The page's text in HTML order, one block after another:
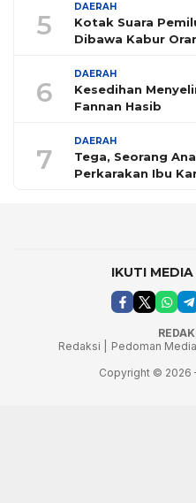
5
DAERAH
Kotak Suara
Dibawa Kabur
6
DAERAH
Kesedihan
Fannan Hasib
7
DAERAH
Tega, Seorang
Perkarakan Ibu
IKUTI
Redaksi |
Pedoman Media
Copyright © 2026